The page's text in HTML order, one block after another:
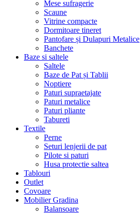
Mese sufragerie
Scaune
Vitrine compacte
Dormitoare tineret
Pantofare și Dulapuri Metalice
Banchete
Baze si saltele
Saltele
Baze de Pat și Tablii
Noptiere
Paturi supraetajate
Paturi metalice
Paturi pliante
Tabureti
Textile
Perne
Seturi lenjerii de pat
Pilote si paturi
Husa protectie saltea
Tablouri
Outlet
Covoare
Mobilier Gradina
Balansoare